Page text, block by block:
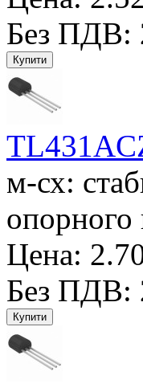
Без ПДВ:
м-сх:
Цена:
Без ПДВ: